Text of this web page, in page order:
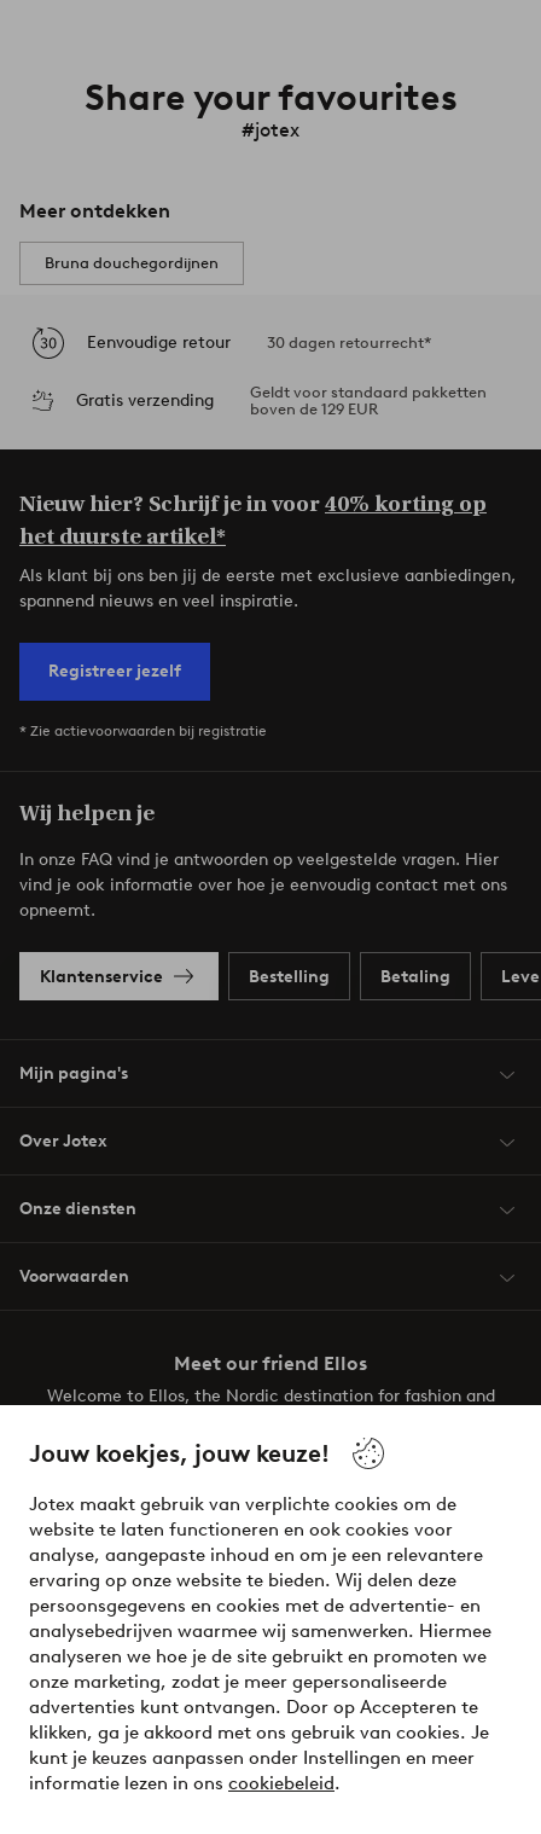
Jouw koekjes, jouw keuze!
Jotex maakt gebruik van verplichte cookies om de
website te laten functioneren en ook cookies voor
analyse, aangepaste inhoud en om je een relevantere
ervaring op onze website te bieden. Wij delen deze
persoonsgegevens en cookies met de advertentie- en
analysebedrijven waarmee wij samenwerken. Hiermee
analyseren we hoe je de site gebruikt en promoten we
onze marketing, zodat je meer gepersonaliseerde
advertenties kunt ontvangen. Door op Accepteren te
klikken, ga je akkoord met ons gebruik van cookies. Je
kunt je keuzes aanpassen onder Instellingen en meer
informatie lezen in ons cookiebeleid.
Share your favourites
#jotex
Meer ontdekken
Bruna douchegordijnen
Eenvoudige retour 30 dagen retourrecht*
Gratis verzending
Geldt voor standaard pakketten
boven de 129 EUR
Nieuw hier? Schrijf je in voor40% korting op
het duurste artikel*
Als klant bij ons ben jij de eerste met exclusieve aanbiedingen,
spannend nieuws en veel inspiratie.
Registreer jezelf
* Zie actievoorwaarden bij registratie
Wij helpen je
In onze FAQ vind je antwoorden op veelgestelde vragen. Hier
vind je ook informatie over hoe je eenvoudig contact met ons
opneemt.
Klantenservice Bestelling Betaling
Mijn pagina's
Over Jotex
Onze diensten
Voorwaarden
Meet our friend Ellos
Welcome to Ellos, the Nordic destination for fashion and
your wardrobe. Your next inspiring look is here!
Veilig betalen - Nu betalen of opsplitsen
Wil je meer weten over onze betaalopties?